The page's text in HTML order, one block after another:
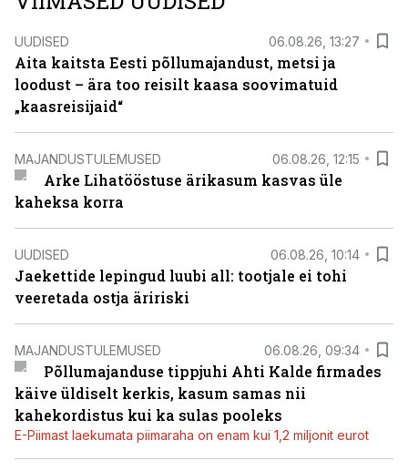
UUDISED 06.08.26, 13:27
Aita kaitsta Eesti põllumajandust, metsi ja
loodust – ära too reisilt kaasa soovimatuid
„kaasreisijaid“
MAJANDUSTULEMUSED 06.08.26, 12:15
Arke Lihatööstuse ärikasum kasvas üle
kaheksa korra
UUDISED 06.08.26, 10:14
Jaekettide lepingud luubi all: tootjale ei tohi
veeretada ostja äririski
MAJANDUSTULEMUSED 06.08.26, 09:34
Põllumajanduse tippjuhi Ahti Kalde firmades
käive üldiselt kerkis, kasum samas nii
kahekordistus kui ka sulas pooleks
E-Piimast laekumata piimaraha on enam kui 1,2 miljonit eurot